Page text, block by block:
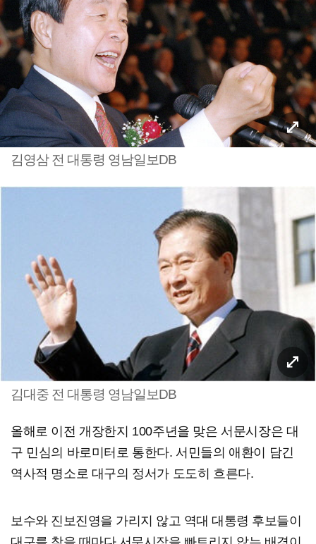
김영삼 전 대통령 영남일보DB
김대중 전 대통령 영남일보DB
올해로 이전 개장한지 100주년을 맞은 서문시장은 대
구 민심의 바로미터로 통한다. 서민들의 애환이 담긴
역사적 명소로 대구의 정서가 도도히 흐른다.
보수와 진보진영을 가리지 않고 역대 대통령 후보들이